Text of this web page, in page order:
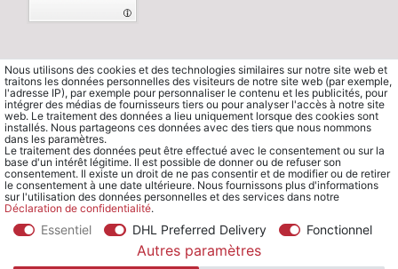
© Copyright 2026 Waldorfshop Tous droits réservés.
Nous utilisons des cookies et des technologies similaires sur notre site web et
traitons les données personnelles des visiteurs de notre site web (par exemple,
l'adresse IP), par exemple pour personnaliser le contenu et les publicités, pour
intégrer des médias de fournisseurs tiers ou pour analyser l'accès à notre site
web. Le traitement des données a lieu uniquement lorsque des cookies sont
installés. Nous partageons ces données avec des tiers que nous nommons
dans les paramètres.
Le traitement des données peut être effectué avec le consentement ou sur la
base d'un intérêt légitime. Il est possible de donner ou de refuser son
consentement. Il existe un droit de ne pas consentir et de modifier ou de retirer
le consentement à une date ultérieure. Nous fournissons plus d'informations
sur l'utilisation des données personnelles et des services dans notre
Déclaration de confidentialité.
Essentiel DHL Preferred Delivery Fonctionnel
Autres paramètres